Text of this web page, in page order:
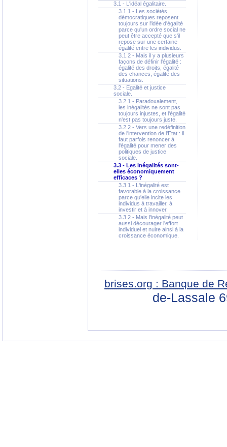
3.1 - L'idéal égalitaire.
3.1.1 - Les sociétés
démocratiques reposent
toujours sur l'idée d'égalité
parce qu'un ordre social ne
peut être accepté que s'il
repose sur une certaine
égalité entre les individus.
3.1.2 - Mais il y a plusieurs
façons de définir l'égalité :
égalité des droits, égalité
des chances, égalité des
situations.
3.2 - Egalité et justice
sociale.
3.2.1 - Paradoxalement,
les inégalités ne sont pas
toujours injustes, et l'égalité
n'est pas toujours juste.
3.2.2 - Vers une redéfinition
de l'intervention de l'Etat : il
faut parfois renoncer à
l'égalité pour mener des
politiques de justice
sociale.
3.3 - Les inégalités sont-
elles économiquement
efficaces ?
3.3.1 - L'inégalité est
favorable à la croissance
parce qu'elle incite les
individus à travailler, à
investir et à innover.
3.3.2 - Mais l'inégalité peut
aussi décourager l'effort
individuel et nuire ainsi à la
croissance économique.
brises.org : Banque de
de-Lassale